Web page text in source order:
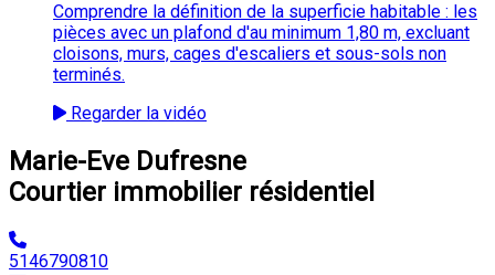
Comprendre la définition de la superficie habitable : les
pièces avec un plafond d'au minimum 1,80 m, excluant
cloisons, murs, cages d'escaliers et sous-sols non
terminés.
Regarder la vidéo
Marie-Eve Dufresne
Courtier immobilier résidentiel
5146790810